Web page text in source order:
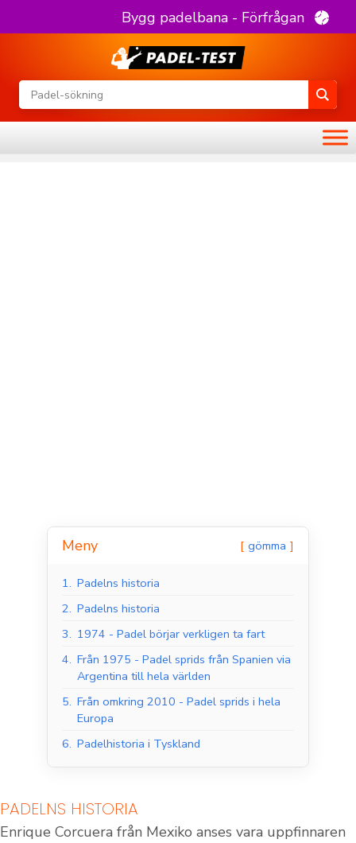
Bygg padelbana - Förfrågan
Meny gömma
1. Padelns historia
2. Padelns historia
3. 1974 - Padel börjar verkligen ta fart
4. Från 1975 - Padel sprids från Spanien via
Argentina till hela världen
5. Från omkring 2010 - Padel sprids i hela
Europa
6. Padelhistoria i Tyskland
PADELNS HISTORIA
Enrique Corcuera från Mexiko anses vara uppfinnaren